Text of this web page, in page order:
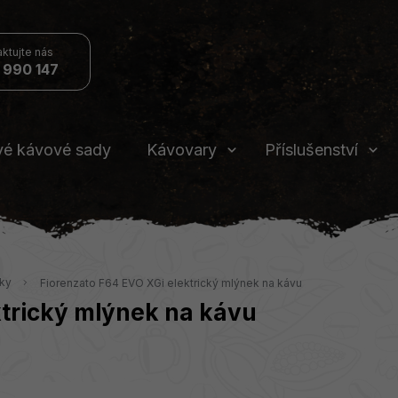
147
kávové sady Kávovary Příslušenství
Fiorenzato F64 EVO XGi elektrický mlýnek na kávu
mlýnek na kávu